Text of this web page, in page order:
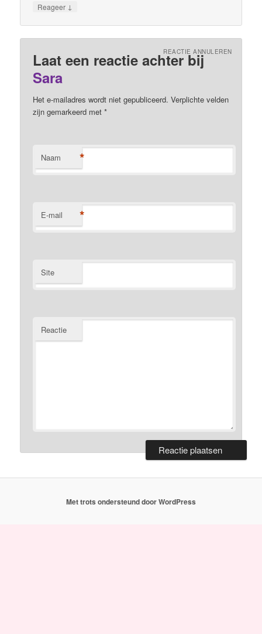
Reageer ↓
Laat een reactie achter bij
Sara
REACTIE ANNULEREN
Het e-mailadres wordt niet gepubliceerd. Verplichte velden
zijn gemarkeerd met*
Naam *
E-mail *
Site
Reactie
Met trots ondersteund door WordPress